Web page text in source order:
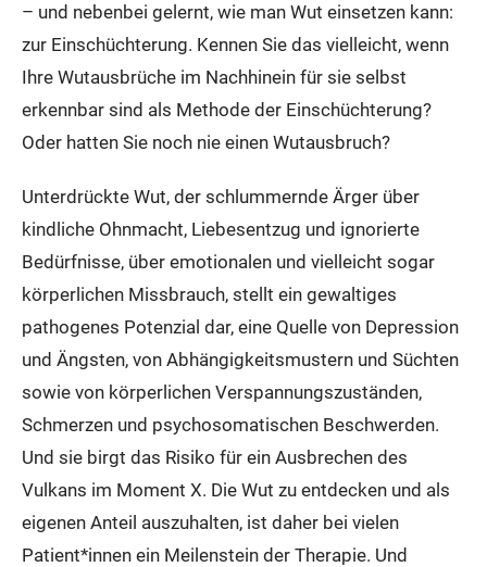
– und nebenbei gelernt, wie man Wut einsetzen kann:
zur Einschüchterung. Kennen Sie das vielleicht, wenn
Ihre Wutausbrüche im Nachhinein für sie selbst
erkennbar sind als Methode der Einschüchterung?
Oder hatten Sie noch nie einen Wutausbruch?
Unterdrückte Wut, der schlummernde Ärger über
kindliche Ohnmacht, Liebesentzug und ignorierte
Bedürfnisse, über emotionalen und vielleicht sogar
körperlichen Missbrauch, stellt ein gewaltiges
pathogenes Potenzial dar, eine Quelle von Depression
und Ängsten, von Abhängigkeitsmustern und Süchten
sowie von körperlichen Verspannungszuständen,
Schmerzen und psychosomatischen Beschwerden.
Und sie birgt das Risiko für ein Ausbrechen des
Vulkans im Moment X. Die Wut zu entdecken und als
eigenen Anteil auszuhalten, ist daher bei vielen
Patient*innen ein Meilenstein der Therapie. Und